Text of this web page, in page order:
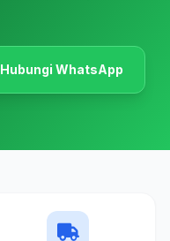
Hubungi WhatsApp